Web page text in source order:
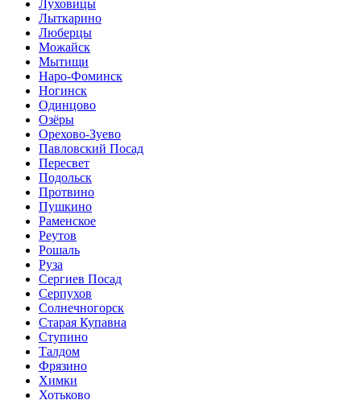
Луховицы
Лыткарино
Люберцы
Можайск
Мытищи
Наро-Фоминск
Ногинск
Одинцово
Озёры
Орехово-Зуево
Павловский Посад
Пересвет
Подольск
Протвино
Пушкино
Раменское
Реутов
Рошаль
Руза
Сергиев Посад
Серпухов
Солнечногорск
Старая Купавна
Ступино
Талдом
Фрязино
Химки
Хотьково